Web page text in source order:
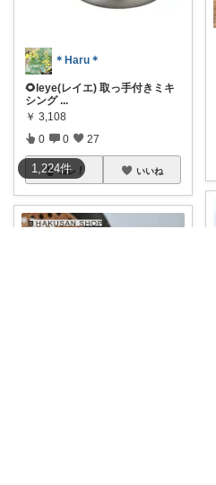
1,224件
＊Haru＊
🌻leye(レイエ) 取っ手付きミキ
シング ...
￥ 3,108
0 0 27
コレ いいね